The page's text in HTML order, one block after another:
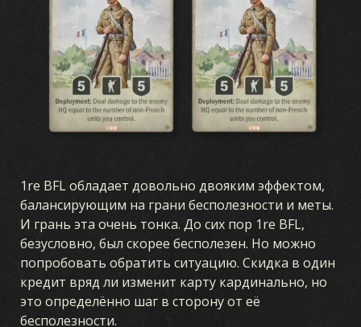
1re BFL обладает довольно двояким эффектом,
балансирующим на грани бесполезности и меты.
И грань эта очень тонка. До сих пор 1re BFL,
безусловно, был скорее бесполезен. Но можно
попробовать обратить ситуацию. Скидка в один
кредит вряд ли изменит карту кардинально, но
это определённо шаг в сторону от её
бесполезности.
БРАТЬЯ ПО ОРУЖИЮ
ПРОРЫВ
ТЕАТРЫ ВОЙНЫ
СОЮЗ